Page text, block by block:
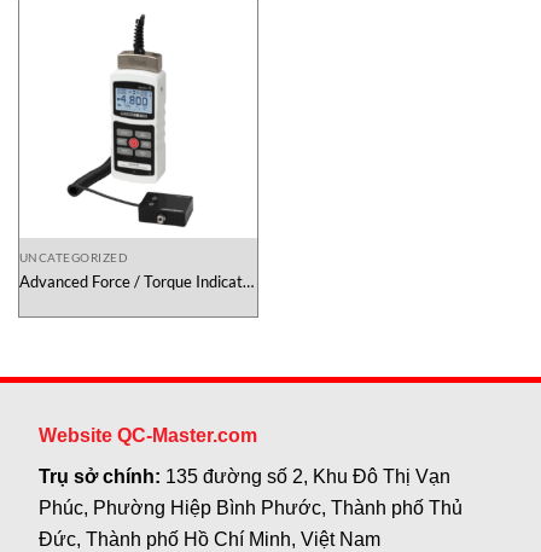
UNCATEGORIZED
Advanced Force / Torque Indicator
Website QC-Master.com
Trụ sở chính: 135 đường số 2, Khu Đô Thị Vạn
Phúc, Phường Hiệp Bình Phước, Thành phố Thủ
Đức, Thành phố Hồ Chí Minh, Việt Nam